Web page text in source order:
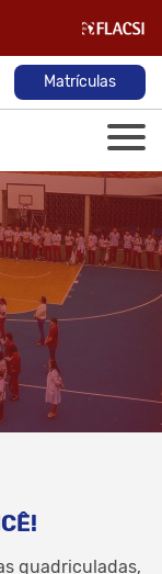
Matrículas
quadriculadas,